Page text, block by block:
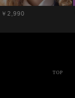
￥2,990
TOP